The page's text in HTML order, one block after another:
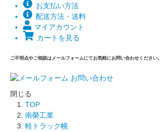
お支払い方法
配送方法・送料
マイアカウント
カートを見る
ご不明点やご相談はメールフォームにてお気軽にお問い合わせください。
閉じる
TOP
南榮工業
軽トラック幌